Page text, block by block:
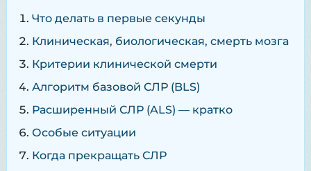
Что делать в первые секунды
Клиническая, биологическая, смерть мозга
Критерии клинической смерти
Алгоритм базовой СЛР (BLS)
Расширенный СЛР (ALS) — кратко
Особые ситуации
Когда прекращать СЛР